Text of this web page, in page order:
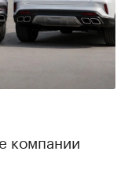
компании